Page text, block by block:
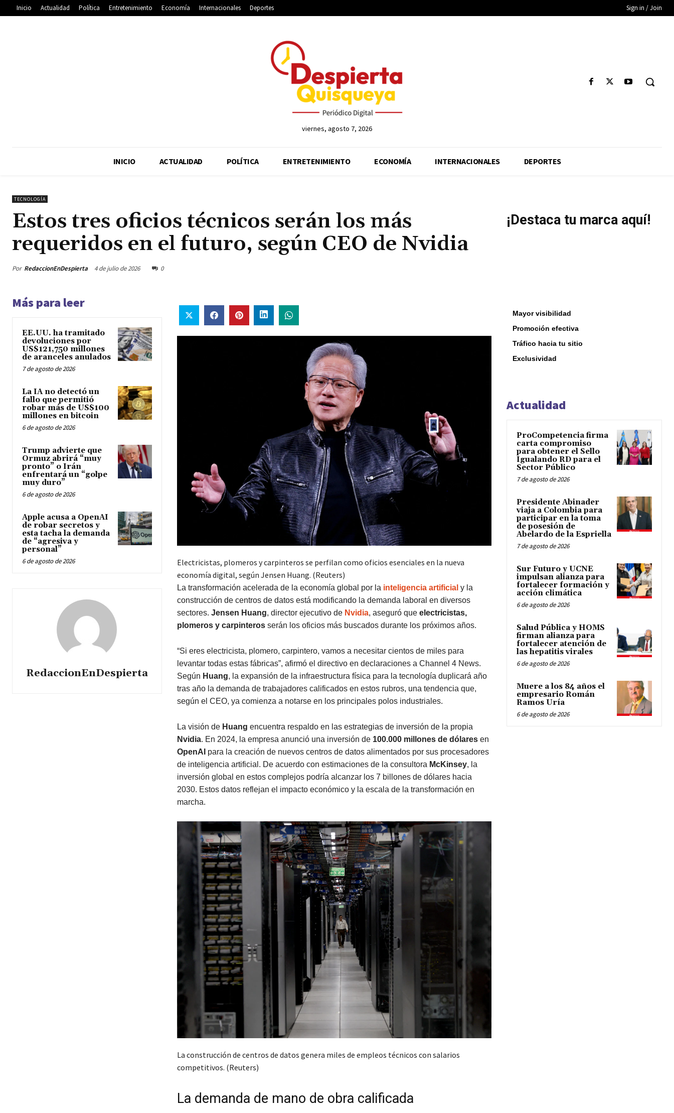
Inicio Actualidad Política Entretenimiento Economía Internacionales Deportes Sign in / Join
viernes, agosto 7, 2026
INICIO ACTUALIDAD POLÍTICA ENTRETENIMIENTO ECONOMÍA INTERNACIONALES DEPORTES
TECNOLOGÍA
Estos tres oficios técnicos serán los más
requeridos en el futuro, según CEO de Nvidia
Por RedaccionEnDespierta 4 de julio de 2026 0
Más para leer
EE.UU. ha tramitado
devoluciones por
US$121,750 millones
de aranceles anulados
7 de agosto de 2026
La IA no detectó un
fallo que permitió
robar más de US$100
millones en bitcoin
6 de agosto de 2026
Trump advierte que
Ormuz abrirá “muy
pronto” o Irán
enfrentará un “golpe
muy duro”
6 de agosto de 2026
Apple acusa a OpenAI
de robar secretos y
esta tacha la demanda
de “agresiva y
personal”
6 de agosto de 2026
RedaccionEnDespierta
Electricistas, plomeros y carpinteros se perfilan como oficios esenciales en la nueva
economía digital, según Jensen Huang. (Reuters)
La transformación acelerada de la economía global por la inteligencia artificial y la
construcción de centros de datos está modificando la demanda laboral en diversos
sectores. Jensen Huang, director ejecutivo de Nvidia, aseguró que electricistas,
plomeros y carpinterosserán los oficios más buscados durante los próximos años.
“Si eres electricista, plomero, carpintero, vamos a necesitar cientos de miles para
levantar todas estas fábricas”, afirmó el directivo en declaraciones a Channel 4 News.
Según Huang, la expansión de la infraestructura física para la tecnología duplicará año
tras año la demanda de trabajadores calificados en estos rubros, una tendencia que,
según el CEO, ya comienza a notarse en los principales polos industriales.
La visión de Huang encuentra respaldo en las estrategias de inversión de la propia
Nvidia. En 2024, la empresa anunció una inversión de 100.000 millones de dólaresen
OpenAI para la creación de nuevos centros de datos alimentados por sus procesadores
de inteligencia artificial. De acuerdo con estimaciones de la consultora McKinsey, la
inversión global en estos complejos podría alcanzar los 7 billones de dólares hacia
2030. Estos datos reflejan el impacto económico y la escala de la transformación en
marcha.
La construcción de centros de datos genera miles de empleos técnicos con salarios
competitivos. (Reuters)
La demanda de mano de obra calificada
¡Destaca tu marca aquí!
Mayor visibilidad
Promoción efectiva
Tráfico hacia tu sitio
Exclusividad
Actualidad
ProCompetencia firma
carta compromiso
para obtener el Sello
Igualando RD para el
Sector Público
7 de agosto de 2026
Presidente Abinader
viaja a Colombia para
participar en la toma
de posesión de
Abelardo de la Espriella
7 de agosto de 2026
Sur Futuro y UCNE
impulsan alianza para
fortalecer formación y
acción climática
6 de agosto de 2026
Salud Pública y HOMS
firman alianza para
fortalecer atención de
las hepatitis virales
6 de agosto de 2026
Muere a los 84 años el
empresario Román
Ramos Uría
6 de agosto de 2026